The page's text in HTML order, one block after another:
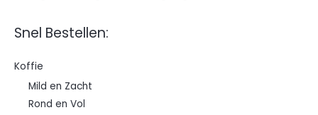
Snel Bestellen:
Koffie
Mild en Zacht
Rond en Vol